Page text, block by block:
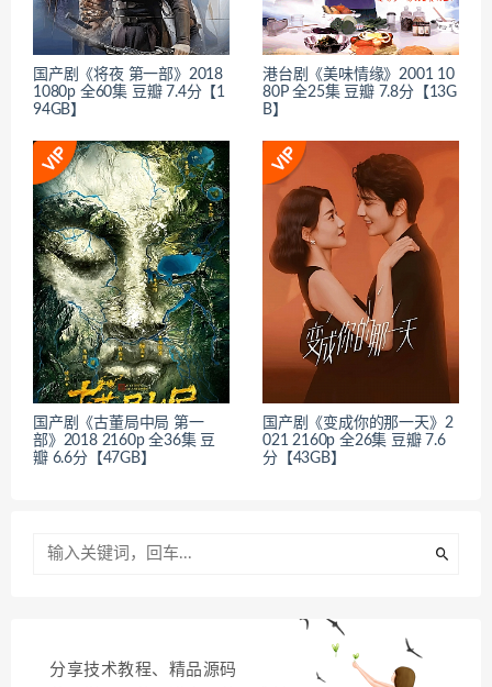
国产剧《将夜 第一部》2018
1080p 全60集 豆瓣 7.4分【1
94GB】
港台剧《美味情缘》2001 10
80P 全25集 豆瓣 7.8分【13G
B】
国产剧《古董局中局 第一
部》2018 2160p 全36集 豆
瓣 6.6分【47GB】
国产剧《变成你的那一天》2
021 2160p 全26集 豆瓣 7.6
分【43GB】
分享技术教程、精品源码